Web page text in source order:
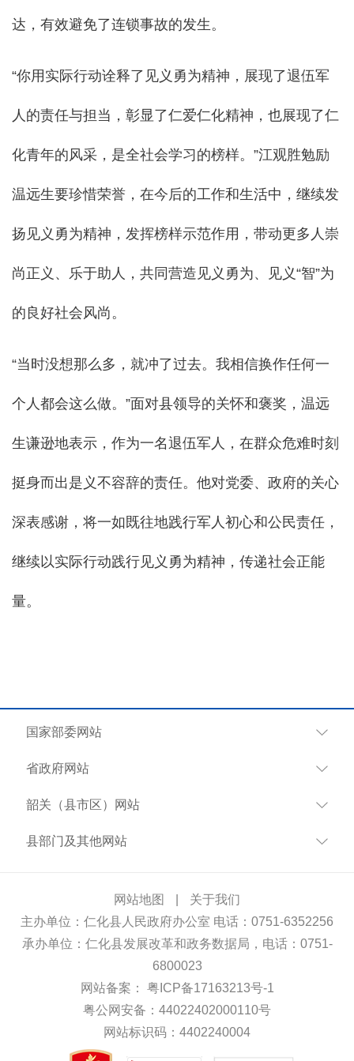
达，有效避免了连锁事故的发生。
“你用实际行动诠释了见义勇为精神，展现了退伍军
人的责任与担当，彰显了仁爱仁化精神，也展现了仁
化青年的风采，是全社会学习的榜样。”江观胜勉励
温远生要珍惜荣誉，在今后的工作和生活中，继续发
扬见义勇为精神，发挥榜样示范作用，带动更多人崇
尚正义、乐于助人，共同营造见义勇为、见义“智”为
的良好社会风尚。
“当时没想那么多，就冲了过去。我相信换作任何一
个人都会这么做。”面对县领导的关怀和褒奖，温远
生谦逊地表示，作为一名退伍军人，在群众危难时刻
挺身而出是义不容辞的责任。他对党委、政府的关心
深表感谢，将一如既往地践行军人初心和公民责任，
继续以实际行动践行见义勇为精神，传递社会正能
量。
国家部委网站
省政府网站
韶关（县市区）网站
县部门及其他网站
网站地图
关于我们
主办单位：仁化县人民政府办公室 电话：0751-6352256
承办单位：仁化县发展改革和政务数据局，电话：0751-
6800023
网站备案： 粤ICP备17163213号-1
粤公网安备：44022402000110号
网站标识码：4402240004